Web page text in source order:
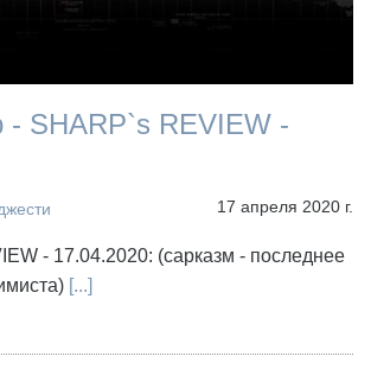
- SHARP`s REVIEW -
17 апреля 2020 г.
- 17.04.2020: (сарказм - последнее
[...]